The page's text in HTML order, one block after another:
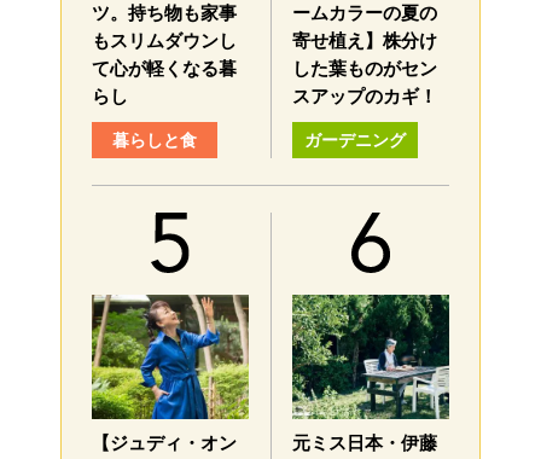
ツ。持ち物も家事
もスリムダウンし
て心が軽くなる暮
らし
暮らしと食
ームカラーの夏の
寄せ植え】株分け
した葉ものがセン
スアップのカギ！
ガーデニング
【ジュディ・オン
元ミス日本・伊藤